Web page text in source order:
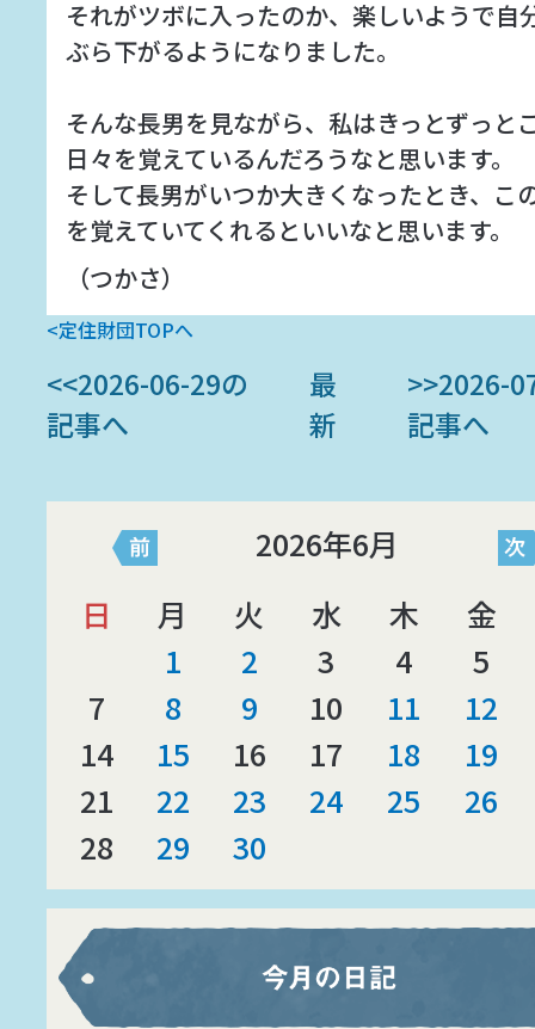
それがツボに入ったのか、楽しいようで自
ぶら下がるようになりました。
そんな長男を見ながら、私はきっとずっと
日々を覚えているんだろうなと思います。
そして長男がいつか大きくなったとき、こ
を覚えていてくれるといいなと思います。
（つかさ）
<定住財団TOPへ
<<2026-06-29の
記事へ
最
新
>>2026-
記事へ
2026年6月
日
月 火 水 木
金
1
2 3 4
5
7
8 9 10 11
12
14
15 16 17 18
19
21
22 23 24 25
26
28
29 30